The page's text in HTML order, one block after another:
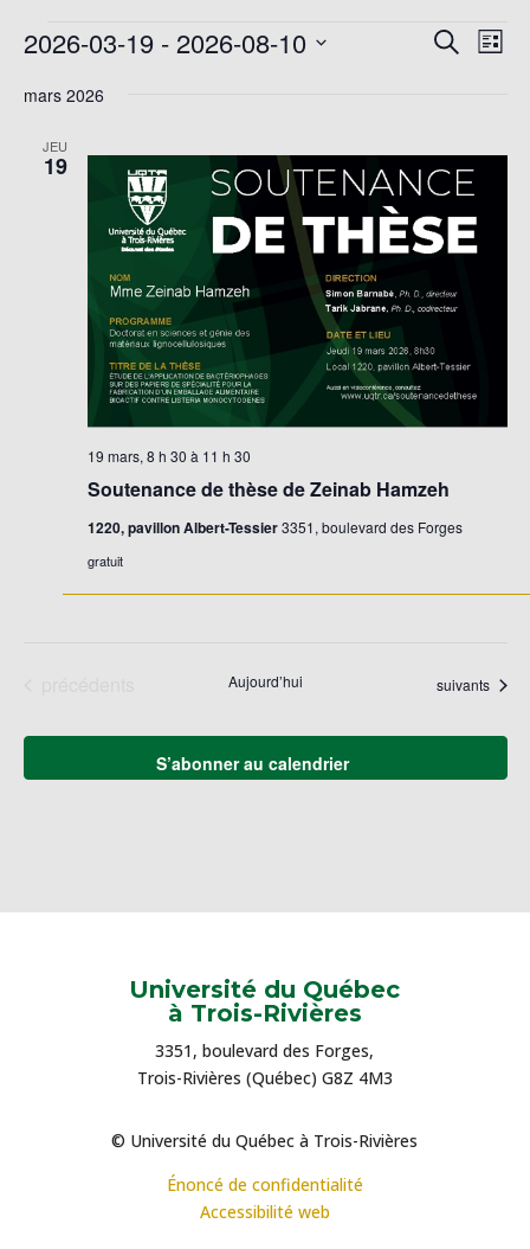
Évènements
vues
Recherche
de
Liste
2026-03-19 - 2026-08-10
une
mars 2026
JEU
19
Soutenance de thèse de Zeinab Hamzeh
19 mars, 8 h 30 à 11 h 30
1220, pavillon Albert-Tessier3351, boulevard des Forges
gratuit
Aujourd’hui Évènements
suivants
S’abonner au calendrier
Université du Québec
à Trois-Rivières
3351, boulevard des Forges,
Trois-Rivières (Québec) G8Z 4M3
© Université du Québec à Trois-Rivières
Énoncé de confidentialité
Accessibilité web